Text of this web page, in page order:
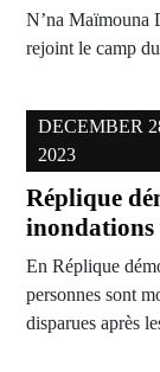
N’na Maïmouna
rejoint le camp
DECEMBER
2023
Réplique
inondations
En Réplique
personnes sont
disparues après